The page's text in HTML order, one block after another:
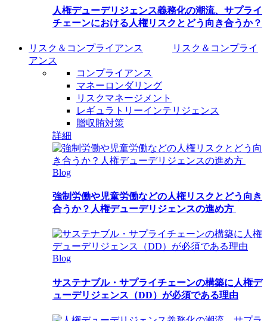
人権デューデリジェンス義務化の潮流、サプライ
チェーンにおける人権リスクとどう向き合うか？
リスク＆コンプライアンス
リスク＆コンプライ
アンス
コンプライアンス
マネーロンダリング
リスクマネージメント
レギュラトリーインテリジェンス
贈収賄対策
詳細
Blog
強制労働や児童労働などの人権リスクとどう向き
合うか？人権デューデリジェンスの進め方
Blog
サステナブル・サプライチェーンの構築に人権デ
ューデリジェンス（DD）が必須である理由